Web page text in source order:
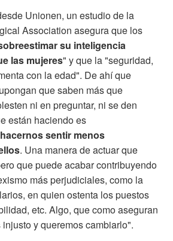
Unionen, un estudio de la
Association asegura que los
su inteligencia
las mujeres" y que la "seguridad,
con la edad". De ahí que
que saben más que
ni en preguntar, ni se den
están haciendo es
hacernos sentir menos
. Una manera de actuar que
que puede acabar contribuyendo
más perjudiciales, como la
en quien ostenta los puestos
etc. Algo, que como aseguran
y queremos cambiarlo".